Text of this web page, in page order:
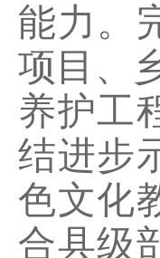
能力。
项目、
养护工
结进步
色文化
合县级